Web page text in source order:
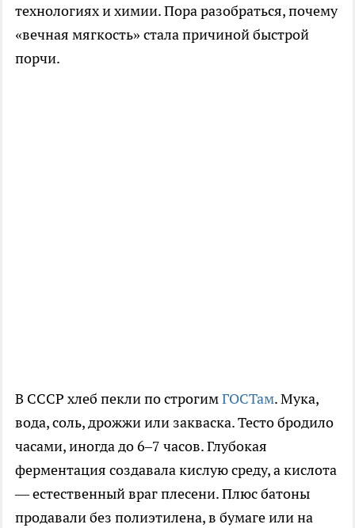
технологиях и химии. Пора разобраться, почему
«вечная мягкость» стала причиной быстрой
порчи.
В СССР хлеб пекли по строгимГОСТам. Мука,
вода, соль, дрожжи или закваска. Тесто бродило
часами, иногда до 6–7 часов. Глубокая
ферментация создавала кислую среду, а кислота
— естественный враг плесени. Плюс батоны
продавали без полиэтилена, в бумаге или на